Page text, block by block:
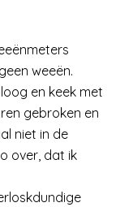
weeën.
en keek met
gebroken en
niet in de
over, dat ik